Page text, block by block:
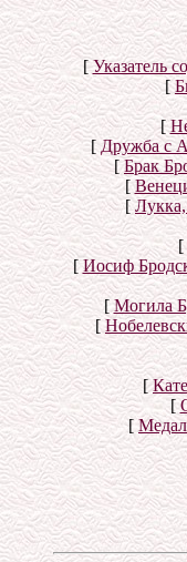
[Указатель
[
[
[ Дружба с
[ Брак
[
[
[
[ Иосиф
[Могила
[
[
[
[